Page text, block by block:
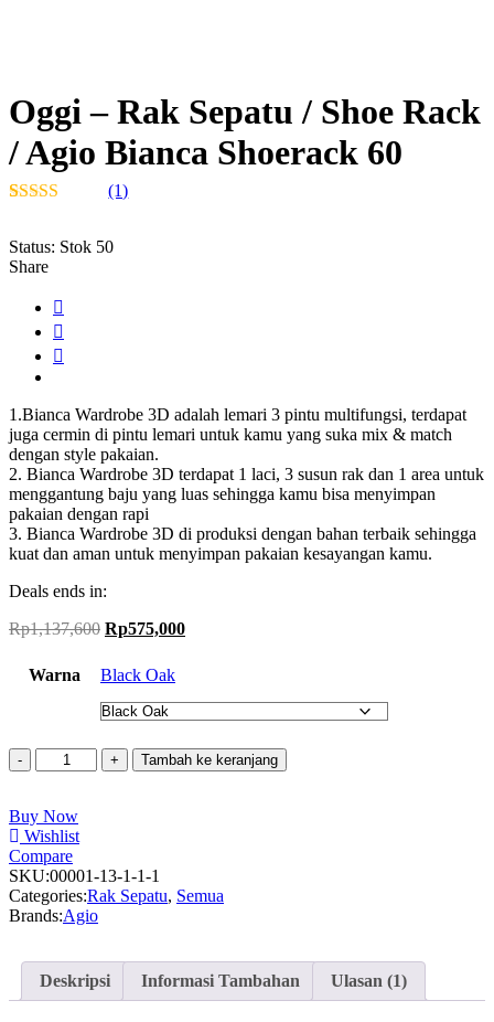
Oggi – Rak Sepatu / Shoe Rack
/ Agio Bianca Shoerack 60
berdasarkan
penilaian
(1)
Status: Stok 50
Share
1.Bianca Wardrobe 3D adalah lemari 3 pintu multifungsi, terdapat
juga cermin di pintu lemari untuk kamu yang suka mix & match
dengan style pakaian.
2. Bianca Wardrobe 3D terdapat 1 laci, 3 susun rak dan 1 area untuk
menggantung baju yang luas sehingga kamu bisa menyimpan
pakaian dengan rapi
3. Bianca Wardrobe 3D di produksi dengan bahan terbaik sehingga
kuat dan aman untuk menyimpan pakaian kesayangan kamu.
Deals ends in:
Rp1,137,600 Harga
adalah:
Rp1,137,600.
Rp575,000Harga
Rp575,000.
Warna Black Oak
Kuantitas
Oggi
Rak
Sepatu
/
Shoe
Rack
/
Shoerack
Tambah ke keranjang
Buy Now
Wishlist
Compare
SKU:00001-13-1-1-1
Categories:Rak Sepatu, Semua
Brands:Agio
Deskripsi Informasi Tambahan Ulasan (1)